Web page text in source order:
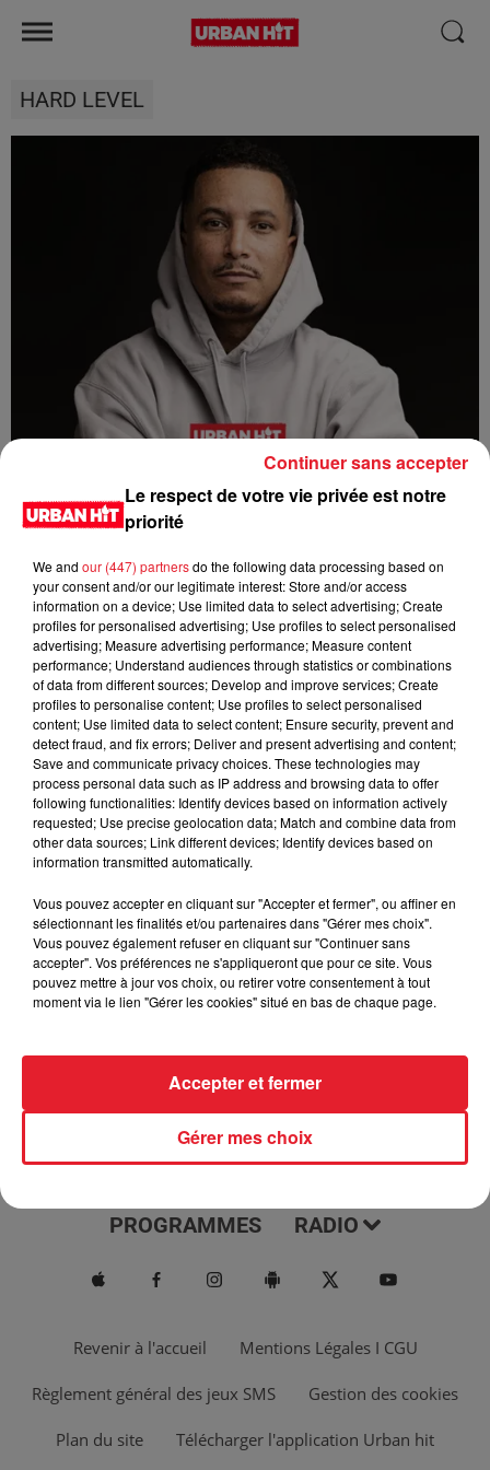
HARD LEVEL
0:00 11 min 20 sec
23 novembre 2024 - 11 min 20 sec
DJ EAZY K 20H01 du 23.11.2024
Hard Level
ACTUS MUSIQUES
PROGRAMMES RADIO
Revenir à l'accueil Mentions Légales I CGU
Règlement général des jeux SMS Gestion des cookies
Plan du site Télécharger l'application Urban hit
Le respect de votre vie privée est notre
priorité
We and our (447) partnersdo the following data processing based on
your consent and/or our legitimate interest: Store and/or access
information on a device; Use limited data to select advertising; Create
profiles for personalised advertising; Use profiles to select personalised
advertising; Measure advertising performance; Measure content
performance; Understand audiences through statistics or combinations
of data from different sources; Develop and improve services; Create
profiles to personalise content; Use profiles to select personalised
content; Use limited data to select content; Ensure security, prevent and
detect fraud, and fix errors; Deliver and present advertising and content;
Save and communicate privacy choices. These technologies may
process personal data such as IP address and browsing data to offer
following functionalities: Identify devices based on information actively
requested; Use precise geolocation data; Match and combine data from
other data sources; Link different devices; Identify devices based on
information transmitted automatically.
Vous pouvez accepter en cliquant sur "Accepter et fermer", ou affiner en
sélectionnant les finalités et/ou partenaires dans "Gérer mes choix".
Vous pouvez également refuser en cliquant sur "Continuer sans
accepter". Vos préférences ne s'appliqueront que pour ce site. Vous
pouvez mettre à jour vos choix, ou retirer votre consentement à tout
moment via le lien "Gérer les cookies" situé en bas de chaque page.
Gérer mes choix
Accepter et fermer
Continuer sans accepter